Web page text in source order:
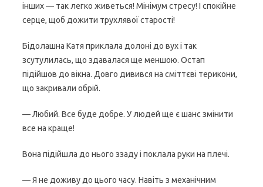
інших — так легко живеться! Мінімум стресу! І спокійне
серце, щоб дожити трухлявої старості!
Бідолашна Катя приклала долоні до вух і так
зсутулилась, що здавалася ще меншою. Остап
підійшов до вікна. Довго дивився на сміттєві терикони,
що закривали обрій.
— Любий. Все буде добре. У людей ще є шанс змінити
все на краще!
Вона підійшла до нього ззаду і поклала руки на плечі.
— Я не доживу до цього часу. Навіть з механічним